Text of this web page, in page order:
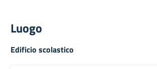
Luogo
Edificio scolastico